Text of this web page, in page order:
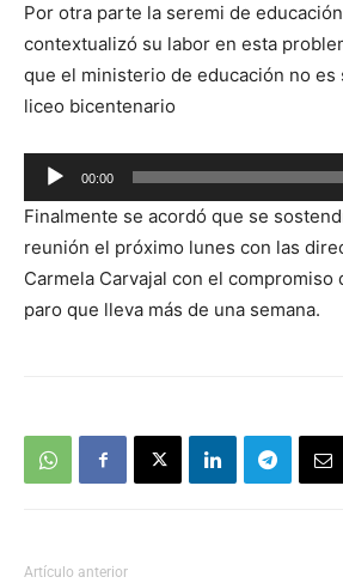
audio
Por otra parte la seremi de
contextualizó su labor en esta
que el ministerio de educación no es
liceo bicentenario
Reproductor
de
audio
00:00
Finalmente se acordó que se
reunión el próximo lunes con las
Carmela Carvajal con el compromiso
paro que lleva más de una semana.
Artículo anterior